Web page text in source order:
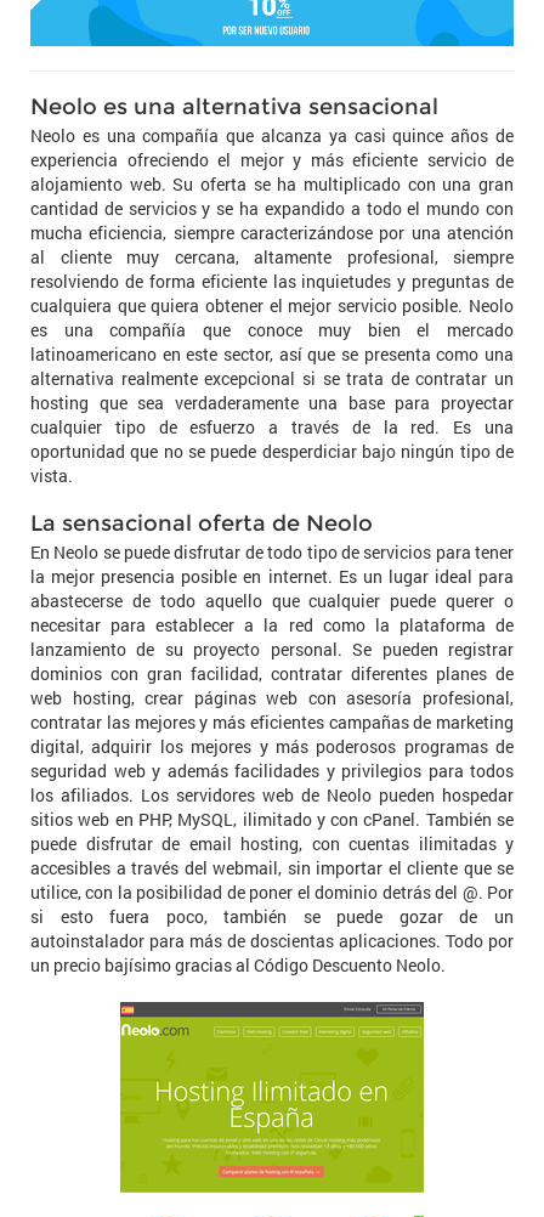
Neolo es una alternativa sensacional
Neolo es una compañía que alcanza ya casi quince años de
experiencia ofreciendo el mejor y más eficiente servicio de
alojamiento web. Su oferta se ha multiplicado con una gran
cantidad de servicios y se ha expandido a todo el mundo con
mucha eficiencia, siempre caracterizándose por una atención
al cliente muy cercana, altamente profesional, siempre
resolviendo de forma eficiente las inquietudes y preguntas de
cualquiera que quiera obtener el mejor servicio posible. Neolo
es una compañía que conoce muy bien el mercado
latinoamericano en este sector, así que se presenta como una
alternativa realmente excepcional si se trata de contratar un
hosting que sea verdaderamente una base para proyectar
cualquier tipo de esfuerzo a través de la red. Es una
oportunidad que no se puede desperdiciar bajo ningún tipo de
vista.
La sensacional oferta de Neolo
En Neolo se puede disfrutar de todo tipo de servicios para tener
la mejor presencia posible en internet. Es un lugar ideal para
abastecerse de todo aquello que cualquier puede querer o
necesitar para establecer a la red como la plataforma de
lanzamiento de su proyecto personal. Se pueden registrar
dominios con gran facilidad, contratar diferentes planes de
web hosting, crear páginas web con asesoría profesional,
contratar las mejores y más eficientes campañas de marketing
digital, adquirir los mejores y más poderosos programas de
seguridad web y además facilidades y privilegios para todos
los afiliados. Los servidores web de Neolo pueden hospedar
sitios web en PHP, MySQL, ilimitado y con cPanel. También se
puede disfrutar de email hosting, con cuentas ilimitadas y
accesibles a través del webmail, sin importar el cliente que se
utilice, con la posibilidad de poner el dominio detrás del @. Por
si esto fuera poco, también se puede gozar de un
autoinstalador para más de doscientas aplicaciones. Todo por
un precio bajísimo gracias al Código Descuento Neolo.